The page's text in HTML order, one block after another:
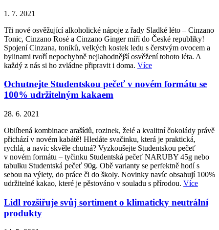
1. 7. 2021
Tři nové osvěžující alkoholické nápoje z řady Sladké léto – Cinzano
Tonic, Cinzano Rosé a Cinzano Ginger míří do České republiky!
Spojení Cinzana, toniků, velkých kostek ledu s čerstvým ovocem a
bylinami tvoří nepochybně nejlahodnější osvěžení tohoto léta. A
každý z nás si ho zvládne připravit i doma. Více
Ochutnejte Studentskou pečeť v novém formátu se
100% udržitelným kakaem
28. 6. 2021
Oblíbená kombinace arašídů, rozinek, želé a kvalitní čokolády právě
přichází v novém kabátě! Hledáte svačinku, která je praktická,
rychlá, a navíc skvěle chutná? Vyzkoušejte Studentskou pečeť
v novém formátu – tyčinku Studentská pečeť NARUBY 45g nebo
tabulku Studentská pečeť 90g. Obě varianty se perfektně hodí s
sebou na výlety, do práce či do školy. Novinky navíc obsahují 100%
udržitelné kakao, které je pěstováno v souladu s přírodou. Více
Lidl rozšiřuje svůj sortiment o klimaticky neutrální
produkty